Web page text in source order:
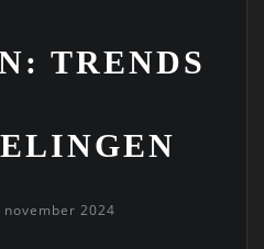
TRENDS
november 2024